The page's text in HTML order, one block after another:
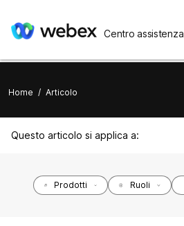
Centro assistenza
Home / Articolo
Questo articolo si applica a:
Prodotti Ruoli